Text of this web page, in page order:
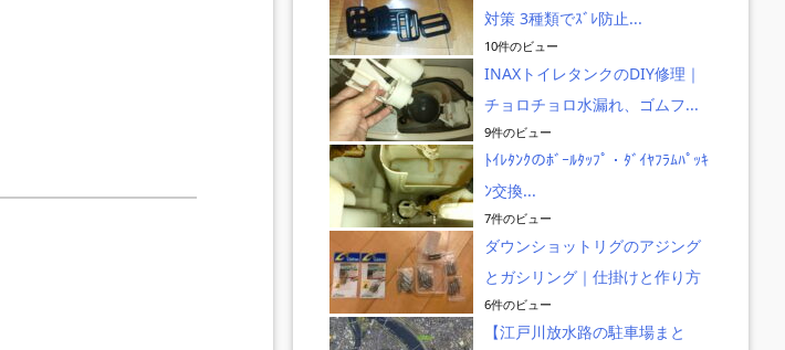
対策 3種類でｽﾞﾚ防止...
10件のビュー
INAXトイレタンクのDIY修理｜
チョロチョロ水漏れ、ゴムフ...
9件のビュー
ﾄｲﾚﾀﾝｸのﾎﾞｰﾙﾀｯﾌﾟ・ﾀﾞｲﾔﾌﾗﾑﾊﾟｯｷ
ﾝ交換...
7件のビュー
ダウンショットリグのアジング
とガシリング｜仕掛けと作り方
6件のビュー
【江戸川放水路の駐車場まと